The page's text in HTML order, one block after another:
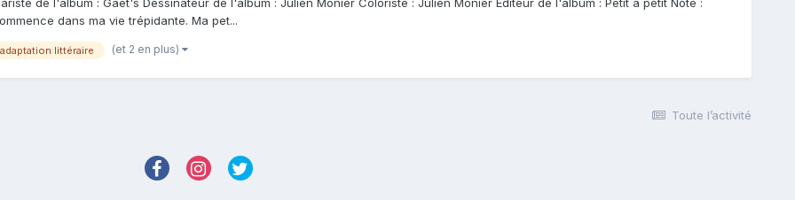
dans ma vie trépidante. Ma pet...
adaptation littéraire (et 2 en plus)
Toute l’activité